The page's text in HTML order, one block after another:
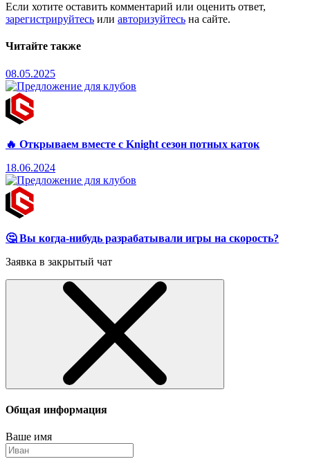
Если хотите оставить комментарий или оценить ответ,
зарегистрируйтесь или авторизуйтесь на сайте.
Читайте также
08.05.2025
🔥 Открываем вместе с Knight сезон потных каток
18.06.2024
🤔 Вы когда-нибудь разрабатывали игры на скорость?
Заявка в закрытый чат
Общая информация
Ваше имя